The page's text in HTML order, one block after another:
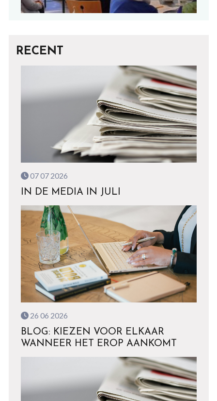
RECENT
07 07 2026
IN DE MEDIA IN JULI
26 06 2026
BLOG: KIEZEN VOOR ELKAAR
WANNEER HET EROP AANKOMT